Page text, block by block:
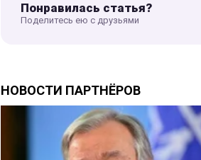
Понравилась статья?
Поделитесь ею с друзьями